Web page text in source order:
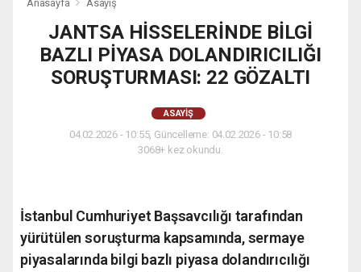
Anasayfa Asayiş
JANTSA HİSSELERİNDE BİLGİ
BAZLI PİYASA DOLANDIRICILIĞI
SORUŞTURMASI: 22 GÖZALTI
ASAYIŞ
04.02.2026 - 10:55, Güncelleme: 04.02.2026 - 10:58
3068+ kez okundu.
İstanbul Cumhuriyet Başsavcılığı tarafından
yürütülen soruşturma kapsamında, sermaye
piyasalarında bilgi bazlı piyasa dolandırıcılığı